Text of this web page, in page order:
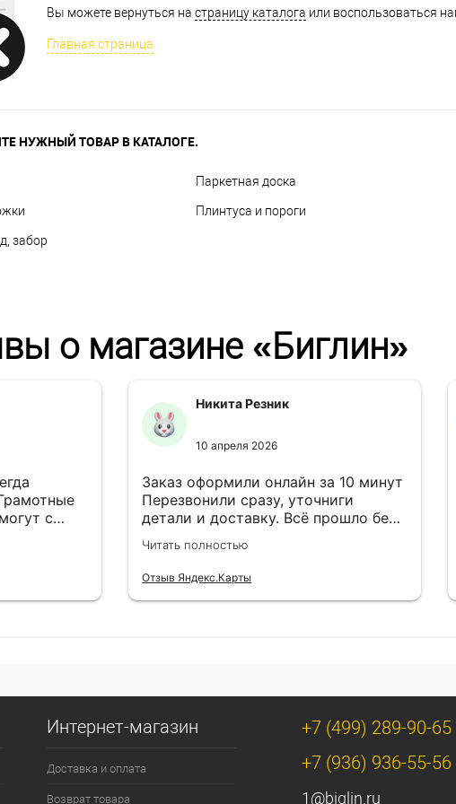
Вы можете вернуться на страницу каталога или воспользоваться
Главная страница
НУЖНЫЙ ТОВАР В КАТАЛОГЕ.
Паркетная доска
Плинтуса и пороги
забор
о магазине «Биглин»
с
Никита Резник
10 апреля 2026
Заказ оформили онлайн за 10 минут
Перезвонили сразу, уточниги
детали и доставку. Всё прошло без
лишней суеты.
Читать полностью
Отзыв Яндекс.Карты
Интернет-магазин
Доставка и оплата
Возврат товара
+7 (499) 289-90-65
+7 (936) 936-55-56
1@biglin.ru